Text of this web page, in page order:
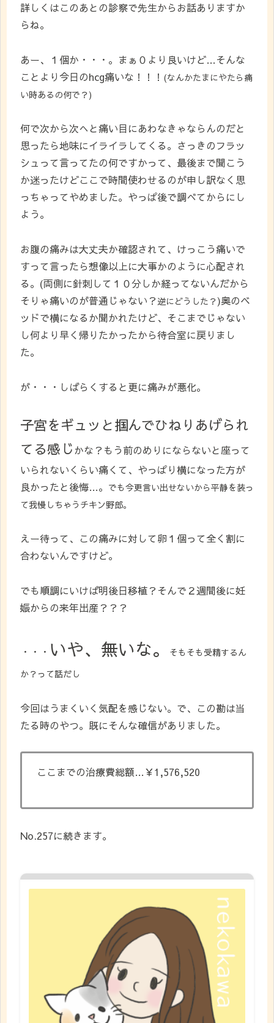
詳しくはこのあとの診察で先生からお話ありますか
らね。
あー、１個か・・・。まぁ０より良いけど…そんな
ことより今日のhcg痛いな！！！ (なんかたまにやたら痛
い時あるの何で？)
何で次から次へと痛い目にあわなきゃならんのだと
思ったら地味にイライラしてくる。さっきのフラッ
シュって言ってたの何ですかって、最後まで聞こう
か迷ったけどここで時間使わせるのが申し訳なく思
っちゃってやめました。やっぱ後で調べてからにし
よう。
お腹の痛みは大丈夫か確認されて、けっこう痛いで
すって言ったら想像以上に大事かのように心配され
る。(両側に針刺して１０分しか経ってないんだから
そりゃ痛いのが普通じゃない？逆にどうした？)奥のベ
ッドで横になるか聞かれたけど、そこまでじゃない
し何より早く帰りたかったから待合室に戻りまし
た。
が・・・しばらくすると更に痛みが悪化。
子宮をギュッと掴んでひねりあげられ
てる感じ かな？もう前のめりにならないと座って
いられないくらい痛くて、やっぱり横になった方が
良かったと後悔…。 でも今更言い出せないから平静を装っ
て我慢しちゃうチキン野郎。
えー待って、この痛みに対して卵１個って全く割に
合わないんですけど。
でも順調にいけば明後日移植？そんで２週間後に妊
娠からの来年出産？？？
・・・ いや、無いな。
そもそも受精するん
か？って話だし
今回はうまくいく気配を感じない。で、この勘は当
たる時のやつ。既にそんな確信がありました。
ここまでの治療費総額…￥1,576,520
No.257に続きます。